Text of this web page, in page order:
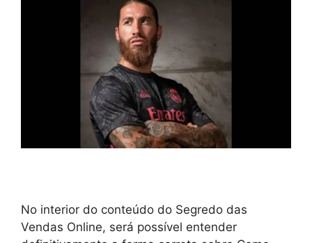
No interior do conteúdo do Segredo das
Vendas Online, será possível entender